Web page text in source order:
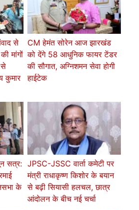
से
मांगों
से
कुमार
CM हेमंत सोरेन आज झारखंड
को देंगे 58 आधुनिक फायर टेंडर
की सौगात, अग्निशमन सेवा होगी
हाईटेक
सत्र:
के
JPSC-JSSC वार्ता कमेटी पर
मंत्री राधाकृष्ण किशोर के बयान
से बढ़ी सियासी हलचल, छात्र
आंदोलन के बीच नई चर्चा